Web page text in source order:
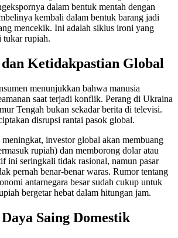
dalam bentuk mentah dengan
kembali dalam bentuk barang jadi
mencekik. Ini adalah siklus ironi yang
tukar rupiah.
Ketidakpastian Global
menunjukkan bahwa manusia
saat terjadi konflik. Perang di Ukraina
Tengah bukan sekadar berita di televisi.
disrupsi rantai pasok global.
investor global akan membuang
rupiah) dan memborong dolar atau
ini seringkali tidak rasional, namun pasar
pernah benar-benar waras. Rumor tentang
antarnegara besar sudah cukup untuk
bergetar hebat dalam hitungan jam.
Saing Domestik